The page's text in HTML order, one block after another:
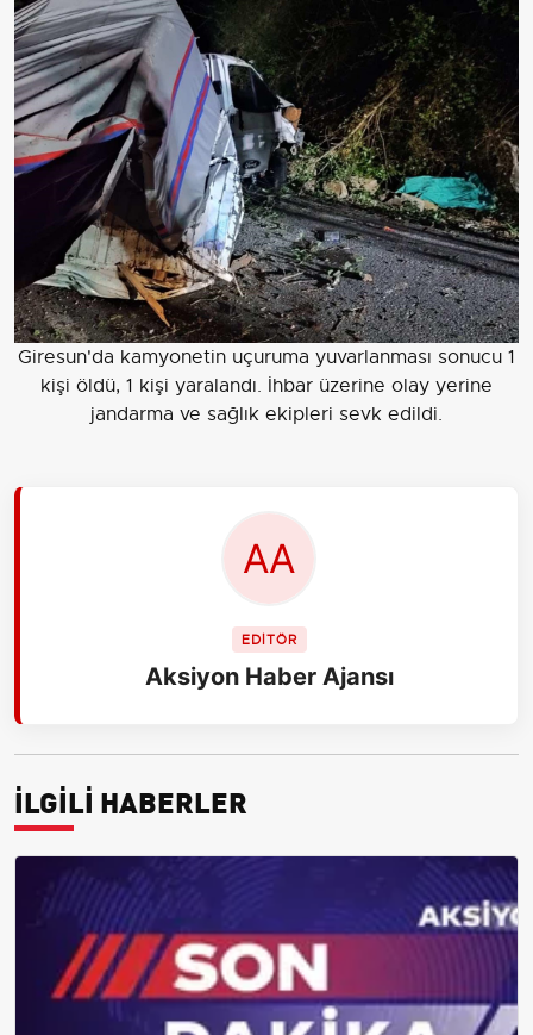
Giresun'da kamyonetin uçuruma yuvarlanması sonucu 1
kişi öldü, 1 kişi yaralandı. İhbar üzerine olay yerine
jandarma ve sağlık ekipleri sevk edildi.
EDİTÖR
Aksiyon Haber Ajansı
İLGİLİ HABERLER